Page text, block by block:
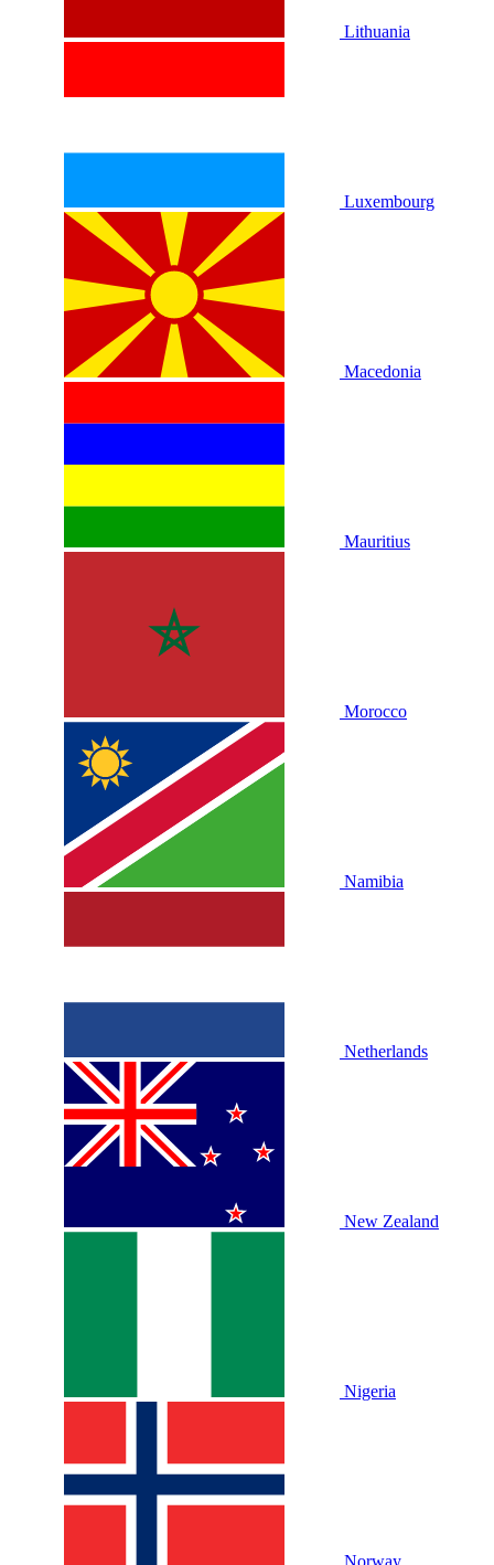
Lithuania
Luxembourg
Macedonia
Mauritius
Morocco
Namibia
Netherlands
New Zealand
Nigeria
Norway